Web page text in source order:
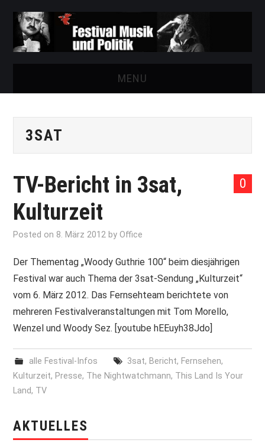
MENU
FESTIVAL
AUSSTELLUNGEN
ARCHIV
PRINT & CDS
IMPRESSUM
3SAT
0
TV-Bericht in 3sat,
Kulturzeit
Posted on 8. März 2012 byOffice
Der Thementag „Woody Guthrie 100“ beim diesjährigen
Festival war auch Thema der 3sat-Sendung „Kulturzeit“
vom 6. März 2012. Das Fernsehteam berichtete von
mehreren Festivalveranstaltungen mit Tom Morello,
Wenzel und Woody Sez. [youtube hEEuyh38Jdo]
alle Festival-Infos 3sat, Bericht, Fernsehen,
Kulturzeit, Presse, The Nightwatchmann, This Land Is Your
Land, TV
AKTUELLES